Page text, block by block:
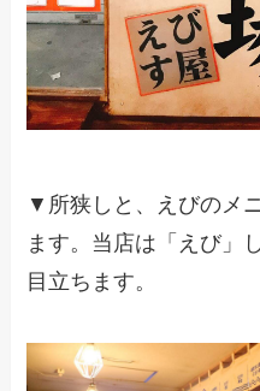
▼所狭しと、えびのメ
ます。当店は「えび」
目立ちます。